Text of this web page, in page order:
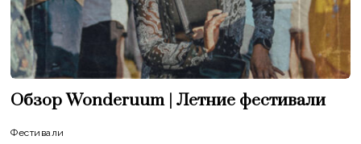
Обзор Wonderuum | Летние фестивали
Фестивали